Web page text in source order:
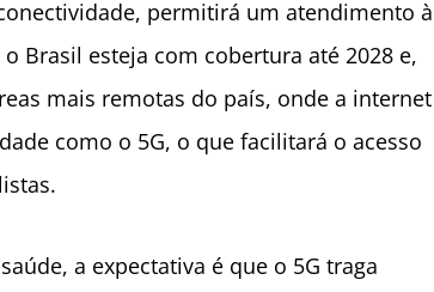
permitirá um atendimento à
Brasil esteja com cobertura até 2028 e,
mais remotas do país, onde a internet
como o 5G, o que facilitará o acesso
a expectativa é que o 5G traga